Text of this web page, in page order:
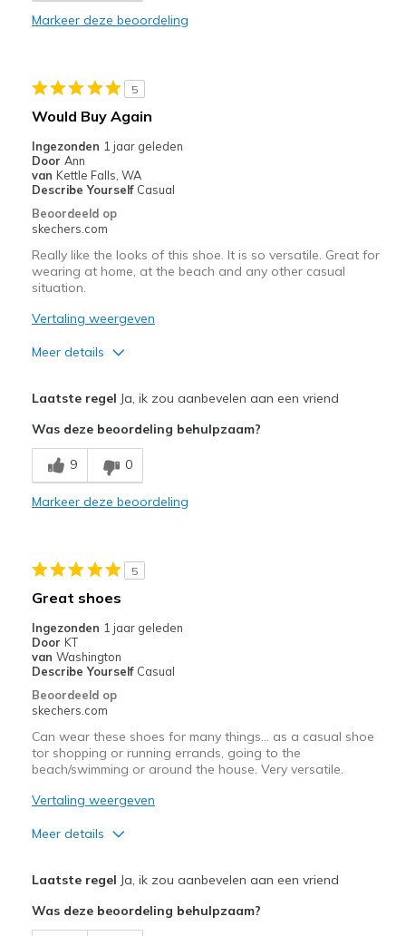
Need Break In
Sizing
View On Shoes
Shoes are for Wearing
Markeer deze beoordeling
5
Would Buy Again
Ingezonden 1 jaar geleden
Door Ann
van Kettle Falls, WA
Describe Yourself Casual
Beoordeeld op
skechers.com
Really like the looks of this shoe. It is so versatile. Great for
wearing at home, at the beach and any other casual
situation.
Vertaling weergeven
Meer details
Breathe Well
Comfortable
Travel
Width
Feels true to width
Sizing
View On Shoes
Shoes are for Wearing
Laatste regel Ja, ik zou aanbevelen aan een vriend
Was deze beoordeling behulpzaam?
9 0
Markeer deze beoordeling
5
Great shoes
Ingezonden 1 jaar geleden
Door KT
van Washington
Describe Yourself Casual
Beoordeeld op
skechers.com
Can wear these shoes for many things... as a casual shoe
tor shopping or running errands, going to the
beach/swimming or around the house. Very versatile.
Vertaling weergeven
Meer details
Breathe Well
Laatste regel Ja, ik zou aanbevelen aan een vriend
Was deze beoordeling behulpzaam?